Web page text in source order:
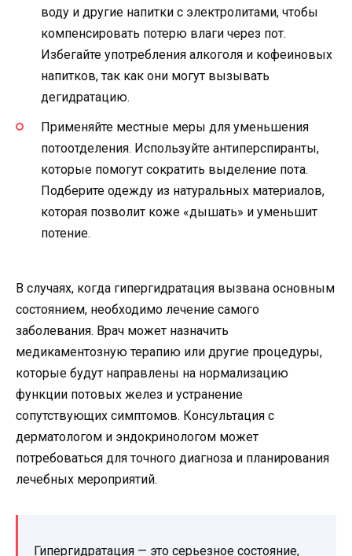
воду и другие напитки с электролитами, чтобы
компенсировать потерю влаги через пот.
Избегайте употребления алкоголя и кофеиновых
напитков, так как они могут вызывать
дегидратацию.
Применяйте местные меры для уменьшения
потоотделения. Используйте антиперспиранты,
которые помогут сократить выделение пота.
Подберите одежду из натуральных материалов,
которая позволит коже «дышать» и уменьшит
потение.
В случаях, когда гипергидратация вызвана основным
состоянием, необходимо лечение самого
заболевания. Врач может назначить
медикаментозную терапию или другие процедуры,
которые будут направлены на нормализацию
функции потовых желез и устранение
сопутствующих симптомов. Консультация с
дерматологом и эндокринологом может
потребоваться для точного диагноза и планирования
лечебных мероприятий.
Гипергидратация — это серьезное состояние,